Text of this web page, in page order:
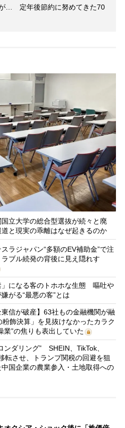
… 定年後節約に努めてきた70
立大学の総合型選抜が続々と廃
と現実の乖離はなぜ起きるのか
ラジャパン“多額のEV補助金”で注
ブル続発の背後に見え隠れす
」になる客のトホホな生態 嘔吐や
がる“最悪の客”とは
東信が破産】63社もの金融機関が融
飾決算」を見抜けなかったカラク
”の焦りも表出していた
ンダリング” SHEIN、TikTok、
させ、トランプ関税の回避を狙
国企業の農業参入・土地取得への